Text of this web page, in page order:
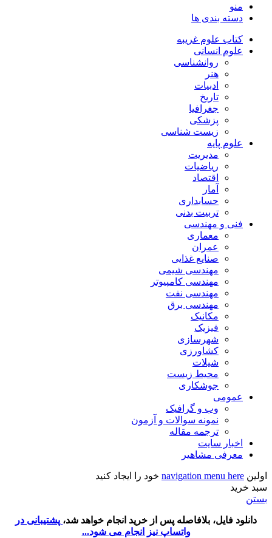
منو
دسته بندی ها
کتاب علوم غریبه
علوم انسانی
روانشناسی
هنر
ادبیات
تاریخ
جغرافیا
پزشکی
زیست شناسی
علوم پایه
مدیریت
ریاضیات
اقتصاد
آمار
حسابداری
تربیت بدنی
فنی و مهندسی
معماری
عمران
صنایع غذایی
مهندسی شیمی
مهندسی کامپیوتر
مهندسی نفت
مهندسی برق
مکانیک
فیزیک
شهرسازی
کشاورزی
شیلات
محیط زیست
جوشکاری
عمومی
وب و گرافیک
نمونه سوالات و آزمون
ترجمه مقاله
اخبار سایت
معرفی مشاهیر
اولین navigation menu here خود را ایجاد کنید
سبد خرید
بستن
دانلود فایل، بلافاصله پس از خرید انجام خواهد شد، پشتیبانی در
واتساپ نیز انجام می شود...